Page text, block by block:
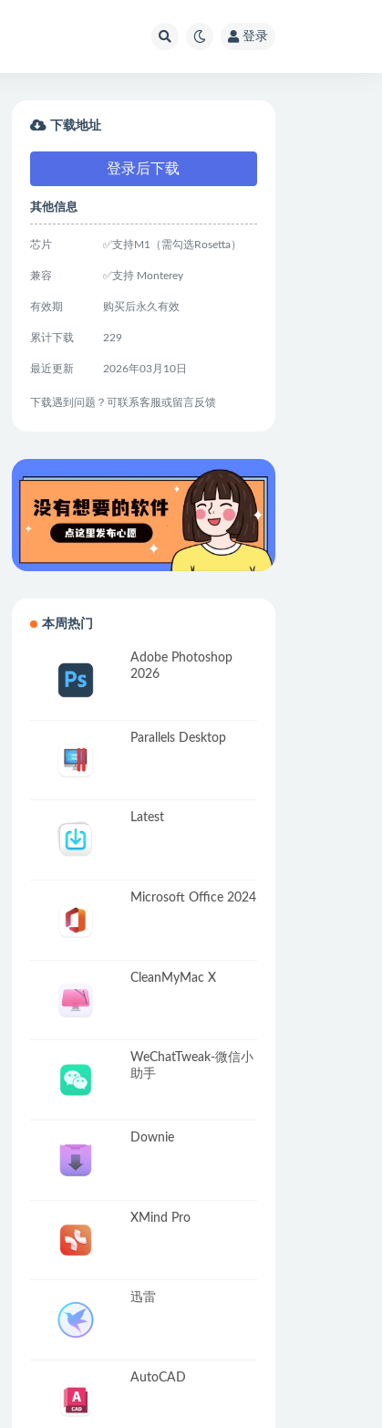
登录
下载地址
登录后下载
其他信息
芯片 ✅支持M1（需勾选Rosetta）
兼容 ✅支持 Monterey
有效期 购买后永久有效
累计下载 229
最近更新 2026年03月10日
下载遇到问题？可联系客服或留言反馈
本周热门
Adobe Photoshop
2026
Parallels Desktop
Latest
Microsoft Office 2024
CleanMyMac X
WeChatTweak-微信小
助手
Downie
XMind Pro
迅雷
AutoCAD